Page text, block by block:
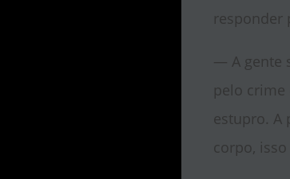
responder
— A gente
pelo crime
estupro. A
corpo,